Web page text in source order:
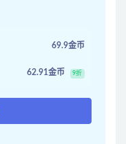
69.9金币
62.91金币 9折